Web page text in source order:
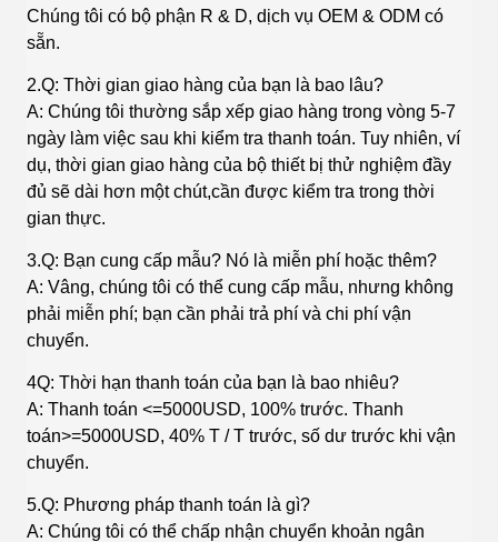
Chúng tôi có bộ phận R & D, dịch vụ OEM & ODM có
sẵn.
2.Q: Thời gian giao hàng của bạn là bao lâu?
A: Chúng tôi thường sắp xếp giao hàng trong vòng 5-7
ngày làm việc sau khi kiểm tra thanh toán. Tuy nhiên, ví
dụ, thời gian giao hàng của bộ thiết bị thử nghiệm đầy
đủ sẽ dài hơn một chút,cần được kiểm tra trong thời
gian thực.
3.Q: Bạn cung cấp mẫu? Nó là miễn phí hoặc thêm?
A: Vâng, chúng tôi có thể cung cấp mẫu, nhưng không
phải miễn phí; bạn cần phải trả phí và chi phí vận
chuyển.
4Q: Thời hạn thanh toán của bạn là bao nhiêu?
A: Thanh toán <=5000USD, 100% trước. Thanh
toán>=5000USD, 40% T / T trước, số dư trước khi vận
chuyển.
5.Q: Phương pháp thanh toán là gì?
A: Chúng tôi có thể chấp nhận chuyển khoản ngân